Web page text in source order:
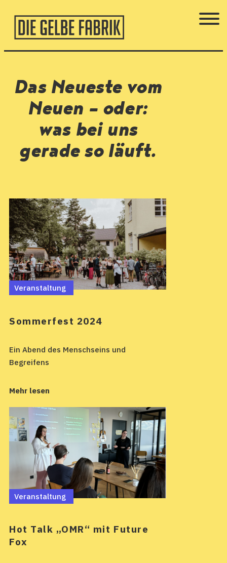
Das Neueste vom
Neuen – oder:
was bei uns
gerade so läuft.
Veranstaltung
Sommerfest 2024
Ein Abend des Menschseins und
Begreifens
Mehr lesen
Veranstaltung
Hot Talk „OMR“ mit Future
Fox